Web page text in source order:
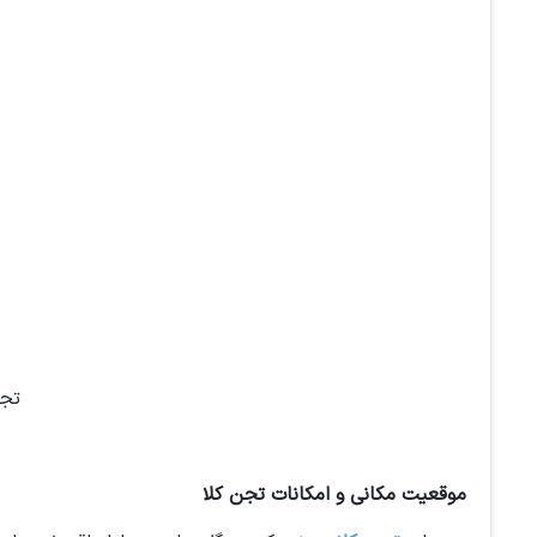
موقعیت مکانی و امکانات تجن کلا